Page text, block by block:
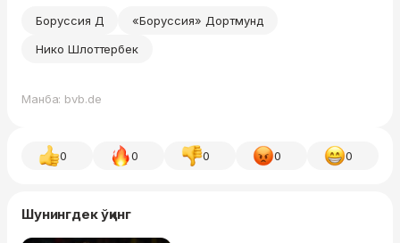
Боруссия Д
«Боруссия» Дортмунд
Нико Шлоттербек
Манба: bvb.de
0 0 0 0 0
Шунингдек ўқинг